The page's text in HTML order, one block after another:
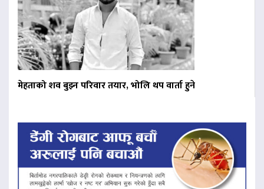
मेहताको शव बुझ्न परिवार तयार, भोलि थप वार्ता हुने